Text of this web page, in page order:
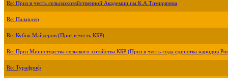
Re: Приз в честь сельскохозяйственной Академии им.К.А.Тимирязева
Re: Паландер
Re: Кубок Майлеров (Приз в честь КБР)
Re: Приз Министерства сельского хозяйства КБР (Приз в честь года единства народов
Re: Турафриф